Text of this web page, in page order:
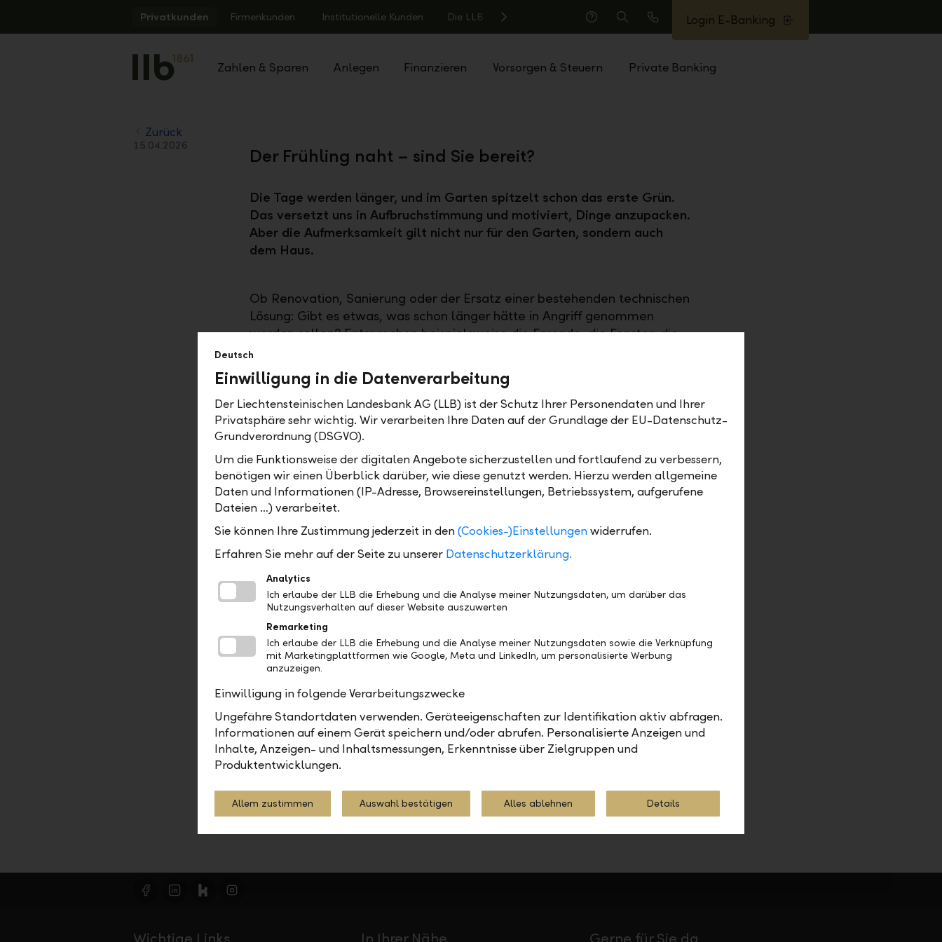
Privatkunden Firmenkunden Institutionelle Kunden Die LLB
Hilfe
Suche
Anrufen
Login E-Banking
Zahlen & Sparen Anlegen Finanzieren Vorsorgen & Steuern Private Banking
Zurück
15.04.2026 Der Frühling naht – sind Sie bereit?
Die Tage werden länger, und im Garten spitzelt schon das erste Grün.
Das versetzt uns in Aufbruchstimmung und motiviert, Dinge anzupacken.
Aber die Aufmerksamkeit gilt nicht nur für den Garten, sondern auch
dem Haus.
Ob Renovation, Sanierung oder der Ersatz einer bestehenden technischen
Lösung: Gibt es etwas, was schon länger hätte in Angriff genommen
werden sollen? Entsprechen beispielsweise die Fassade, die Fenster, die
Heizung oder die Warmwassererzeugung noch den aktuellen
Anforderungen bezüglich Effizienz, Ressourcenschonung und
Nachhaltigkeit? Mit einer effizienten Wärmedämmung, neuen Fenstern
sowie einem isolierten Dach können Sie viel Energie sparen und senken
Ihre laufenden Unterhaltskosten. Seit diesem Jahr bietet die LLB
zusammen mit dem Land Liechtenstein eine 0%-Energiehypothek an.
Diese unterstützt Sie bei Ihrem Vorhaben und motiviert vielleicht auch,
gewisse Sanierungen in Angriff zu nehmen.
Informieren Sie sich auf der Webseite und verschaffen Sie sich einen
Überblick, wie einfach energetisches Sanieren sein kann, ohne dass Sie
dabei Zinsen zahlen müssen. So ist beiden gedient: Ihnen und der Umwelt.
Die Kundenberaterinnen und Kundenberater der LLB wissen mehr dazu
und ein unverbindliches Beratungsgespräch hilft weiter und schafft
Klarheit. Vereinbaren Sie heute noch ein persönliches Gespräch –
telefonisch unter +423 236 88 11 oder online. Nutzen Sie den Schwung
des Frühlings. Weitere Infos unter
Deutsch
Einwilligung in die Datenverarbeitung
Der Liechtensteinischen Landesbank AG (LLB) ist der Schutz Ihrer Personendaten und Ihrer
Privatsphäre sehr wichtig. Wir verarbeiten Ihre Daten auf der Grundlage der EU-Datenschutz-
Grundverordnung (DSGVO).
Um die Funktionsweise der digitalen Angebote sicherzustellen und fortlaufend zu verbessern,
benötigen wir einen Überblick darüber, wie diese genutzt werden. Hierzu werden allgemeine
Daten und Informationen (IP-Adresse, Browsereinstellungen, Betriebssystem, aufgerufene
Dateien …) verarbeitet.
Sie können Ihre Zustimmung jederzeit in den(Cookies-)Einstellungenwiderrufen.
Erfahren Sie mehr auf der Seite zu unserer Datenschutzerklärung.
Analytics
Ich erlaube der LLB die Erhebung und die Analyse meiner Nutzungsdaten, um darüber das
Nutzungsverhalten auf dieser Website auszuwerten
Remarketing
Ich erlaube der LLB die Erhebung und die Analyse meiner Nutzungsdaten sowie die Verknüpfung
mit Marketingplattformen wie Google, Meta und LinkedIn, um personalisierte Werbung
anzuzeigen.
Einwilligung in folgende Verarbeitungszwecke
Ungefähre Standortdaten verwenden. Geräteeigenschaften zur Identifikation aktiv abfragen.
Informationen auf einem Gerät speichern und/oder abrufen. Personalisierte Anzeigen und
Inhalte, Anzeigen- und Inhaltsmessungen, Erkenntnisse über Zielgruppen und
Produktentwicklungen.
Allem zustimmen Auswahl bestätigen Alles ablehnen Details